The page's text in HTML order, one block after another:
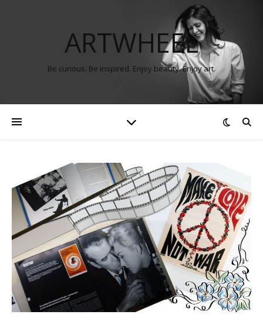
ARTWHEEL
Be curious. Be inspired. Enjoy beauty. Enjoy art.